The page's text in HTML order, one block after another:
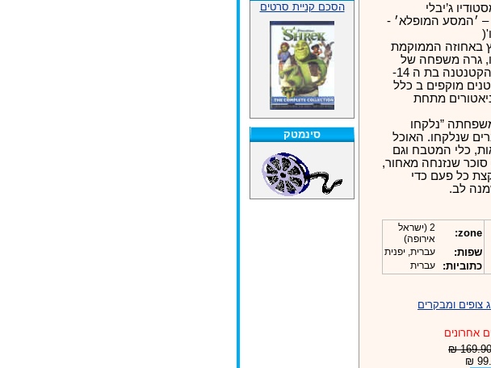
הסכם קניית סרטים
סינמטק
ג’יבלי
– ׳המסע המופלא׳ -
באחוזה הממוקמת
גרה משפחה של
בת ה 14-
מוקפים ב כלל
מתחת
”נלקחו
שנלקחו. האוכל
כלי המטבח וגם
סוכר שנזנחה מאחור,
כל פעם כדי
לב.
zone:
2 (ישראל
אירופה)
שפות: עברית, יפנית
כתוביות: עברית
צופים ומבקרים
אחרונים
169.90 ₪